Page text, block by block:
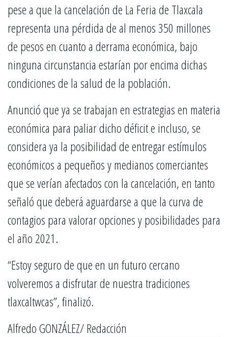
pese a que la cancelación de La Feria de Tlaxcala
representa una pérdida de al menos 350 millones
de pesos en cuanto a derrama económica, bajo
ninguna circunstancia estarían por encima dichas
condiciones de la salud de la población.
Anunció que ya se trabajan en estrategias en materia
económica para paliar dicho déficit e incluso, se
considera ya la posibilidad de entregar estímulos
económicos a pequeños y medianos comerciantes
que se verían afectados con la cancelación, en tanto
señaló que deberá aguardarse a que la curva de
contagios para valorar opciones y posibilidades para
el año 2021.
“Estoy seguro de que en un futuro cercano
volveremos a disfrutar de nuestra tradiciones
tlaxcaltwcas”, finalizó.
Alfredo GONZÁLEZ/ Redacción